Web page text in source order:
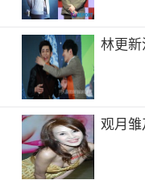
林更
观月